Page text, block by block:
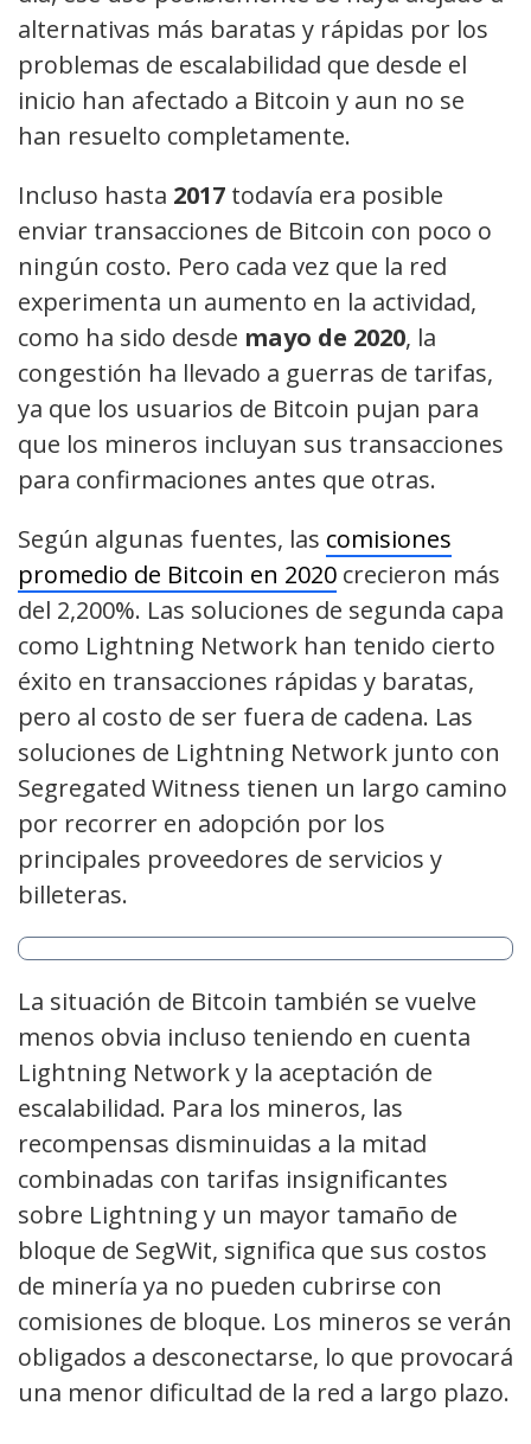
alternativas más baratas y rápidas por los
problemas de escalabilidad que desde el
inicio han afectado a Bitcoin y aun no se
han resuelto completamente.
Incluso hasta 2017 todavía era posible
enviar transacciones de Bitcoin con poco o
ningún costo. Pero cada vez que la red
experimenta un aumento en la actividad,
como ha sido desde mayo de 2020, la
congestión ha llevado a guerras de tarifas,
ya que los usuarios de Bitcoin pujan para
que los mineros incluyan sus transacciones
para confirmaciones antes que otras.
Según algunas fuentes, las comisiones
promedio de Bitcoin en 2020 crecieron más
del 2,200%. Las soluciones de segunda capa
como Lightning Network han tenido cierto
éxito en transacciones rápidas y baratas,
pero al costo de ser fuera de cadena. Las
soluciones de Lightning Network junto con
Segregated Witness tienen un largo camino
por recorrer en adopción por los
principales proveedores de servicios y
billeteras.
La situación de Bitcoin también se vuelve
menos obvia incluso teniendo en cuenta
Lightning Network y la aceptación de
escalabilidad. Para los mineros, las
recompensas disminuidas a la mitad
combinadas con tarifas insignificantes
sobre Lightning y un mayor tamaño de
bloque de SegWit, significa que sus costos
de minería ya no pueden cubrirse con
comisiones de bloque. Los mineros se verán
obligados a desconectarse, lo que provocará
una menor dificultad de la red a largo plazo.